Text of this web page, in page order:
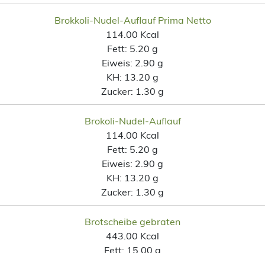
Brokkoli-Nudel-Auflauf Prima Netto
114.00 Kcal
Fett: 5.20 g
Eiweis: 2.90 g
KH: 13.20 g
Zucker: 1.30 g
Brokoli-Nudel-Auflauf
114.00 Kcal
Fett: 5.20 g
Eiweis: 2.90 g
KH: 13.20 g
Zucker: 1.30 g
Brotscheibe gebraten
443.00 Kcal
Fett: 15.00 g